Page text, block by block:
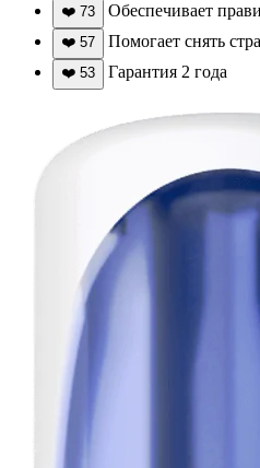
❤️ 73 Обеспечивает
❤️ 57 Помогает снять
❤️ 53 Гарантия 2 года